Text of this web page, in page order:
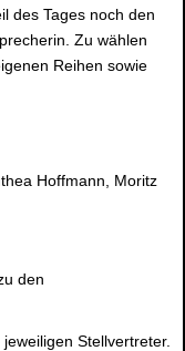
des Tages noch den
Zu wählen
Reihen sowie
Hoffmann, Moritz
den
Stellvertreter.